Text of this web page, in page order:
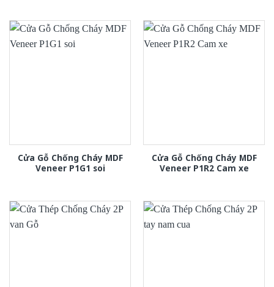
Cửa Gỗ Chống Cháy MDF
Veneer P1G1 soi
Cửa Gỗ Chống Cháy MDF
Veneer P1R2 Cam xe